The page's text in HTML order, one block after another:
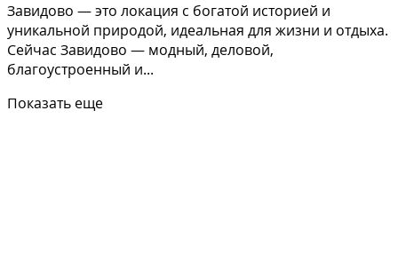
Завидово — это локация с богатой историей и
уникальной природой, идеальная для жизни и отдыха.
Сейчас Завидово — модный, деловой,
благоустроенный и...
Показать еще